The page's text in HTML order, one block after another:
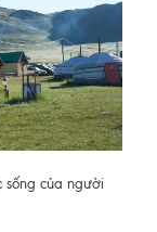
sống của người